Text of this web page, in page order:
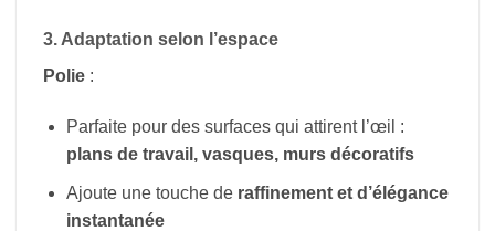
3. Adaptation selon l’espace
Polie :
Parfaite pour des surfaces qui attirent l’œil :
plans de travail, vasques, murs décoratifs
Ajoute une touche de raffinement et d’élégance
instantanée